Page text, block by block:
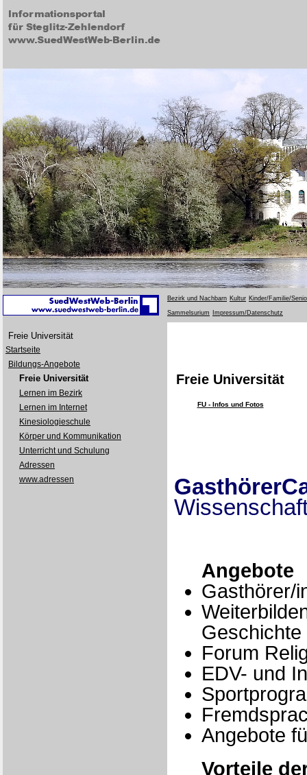
Bezirk und Nachbarn Kultur Kinder/Familie/
Sammelsurium Impressum/Datenschutz
Freie Universität
Startseite
Bildungs-Angebote
Freie Universität
Lernen im Bezirk
Lernen im Internet
Kinesiologieschule
Körper und Kommunikation
Unterricht und Schulung
Adressen
www.adressen
Freie Universität
FU - Infos und Fotos
Angebote
Gasthörer/
Geschichte
Forum
EDV- und
Angebote
Vorteile